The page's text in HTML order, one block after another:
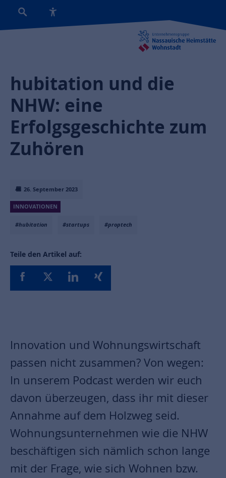
26. September 2023
INNOVATIONEN
#hubitation #startups #proptech
Teile den Artikel auf:
hubitation und die
NHW: eine
Erfolgsgeschichte zum
Zuhören
Innovation und Wohnungswirtschaft
passen nicht zusammen? Von wegen:
In unserem Podcast werden wir euch
davon überzeugen, dass ihr mit dieser
Annahme auf dem Holzweg seid.
Wohnungsunternehmen wie die NHW
beschäftigen sich nämlich schon lange
mit der Frage, wie sich Wohnen bzw.